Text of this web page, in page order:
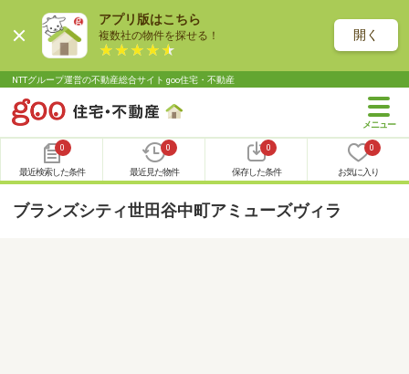
アプリ版はこちら
複数社の物件を探せる！ 開く
NTTグループ運営の不動産総合サイト goo住宅・不動産
0
最近検索した条件
0
最近見た物件
0
保存した条件
0
お気に入り
ブランズシティ世田谷中町アミューズヴィラ